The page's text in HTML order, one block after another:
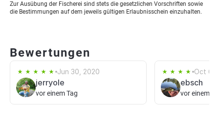
Zur Ausübung der Fischerei sind stets die gesetzlichen Vorschriften sowie
die Bestimmungen auf dem jeweils gültigen Erlaubnisschein einzuhalten.
Bewertungen
Jun 30, 2020
jerryole
vor einem Tag
Oct 6,
ebsch
vor einem